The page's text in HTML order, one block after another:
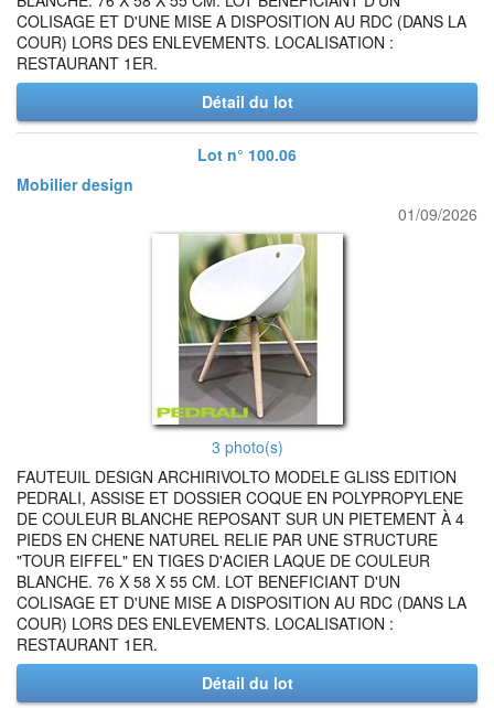
COLISAGE ET D'UNE MISE A DISPOSITION AU RDC (DANS LA
COUR) LORS DES ENLEVEMENTS. LOCALISATION :
RESTAURANT 1ER.
Détail du lot
Lot n° 100.06
Mobilier design
01/09/2026
3 photo(s)
FAUTEUIL DESIGN ARCHIRIVOLTO MODELE GLISS EDITION
PEDRALI, ASSISE ET DOSSIER COQUE EN POLYPROPYLENE
DE COULEUR BLANCHE REPOSANT SUR UN PIETEMENT À 4
PIEDS EN CHENE NATUREL RELIE PAR UNE STRUCTURE
"TOUR EIFFEL" EN TIGES D'ACIER LAQUE DE COULEUR
BLANCHE. 76 X 58 X 55 CM. LOT BENEFICIANT D'UN
COLISAGE ET D'UNE MISE A DISPOSITION AU RDC (DANS LA
COUR) LORS DES ENLEVEMENTS. LOCALISATION :
RESTAURANT 1ER.
Détail du lot